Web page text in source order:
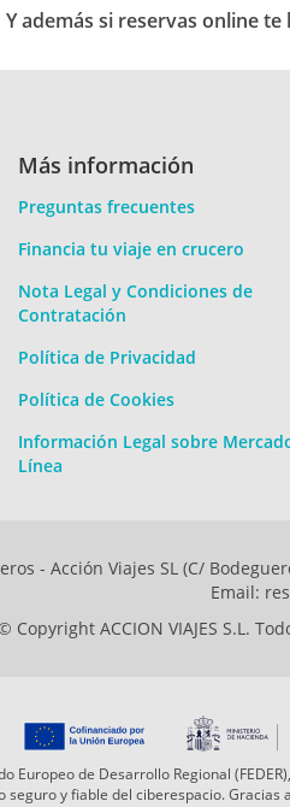
Y además si reservas online
Más información
Preguntas frecuentes
Financia tu viaje en crucero
Nota Legal y Condiciones de
Contratación
Política de Privacidad
Política de Cookies
Información Legal sobre
Línea
- Acción Viajes SL (C/
Email:
Copyright ACCION VIAJES S.L.
Europeo de Desarrollo Regional
seguro y fiable del ciberespacio.